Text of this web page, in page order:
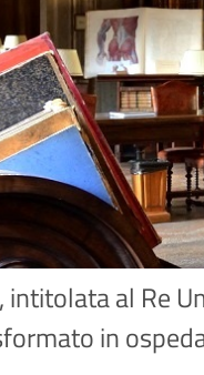
intitolata al Re
in